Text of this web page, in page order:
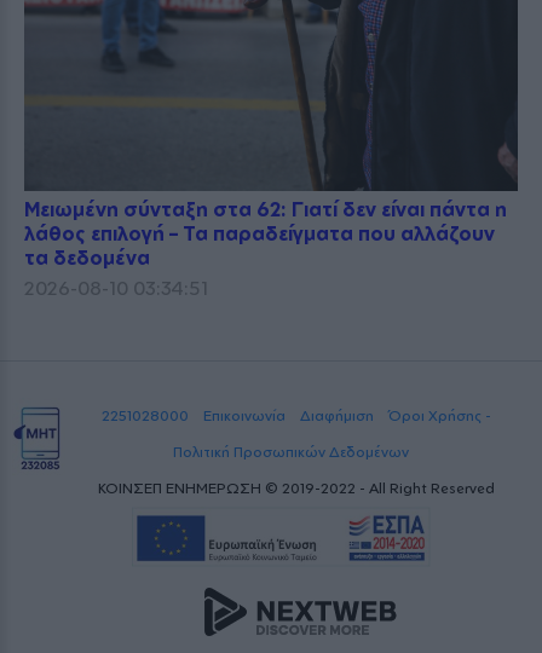
Μειωμένη σύνταξη στα 62: Γιατί δεν είναι πάντα η
λάθος επιλογή – Τα παραδείγματα που αλλάζουν
τα δεδομένα
2026-08-10 03:34:51
2251028000 Επικοινωνία Διαφήμιση
Όροι Χρήσης -
Πολιτική Προσωπικών Δεδομένων
ΚΟΙΝΣΕΠ ΕΝΗΜΕΡΩΣΗ © 2019-2022 - All Right Reserved